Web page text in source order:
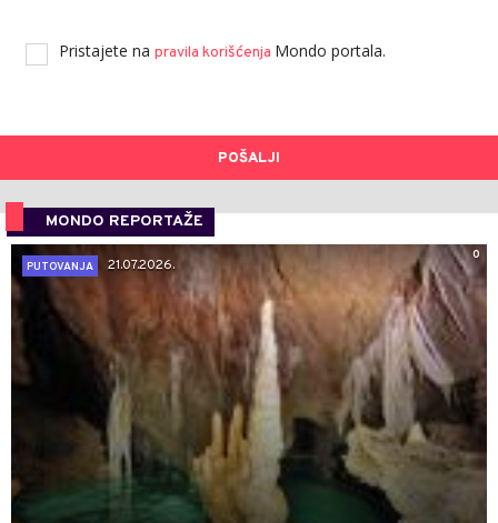
Pristajete na pravila korišćenja Mondo portala.
POŠALJI
MONDO REPORTAŽE
0
PUTOVANJA
21.07.2026.